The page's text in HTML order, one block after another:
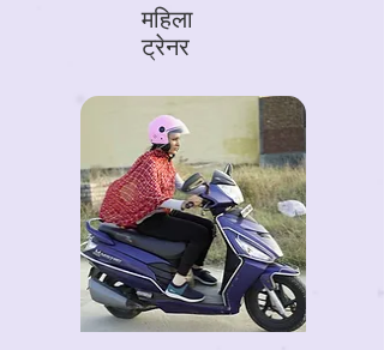
महिला
ट्रेनर